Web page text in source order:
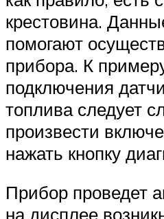
крестовина.
помогают
прибора. К
подключения
топлива следует
произвести
нажать кнопку
Прибор проведет
на дисплее